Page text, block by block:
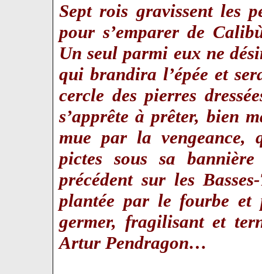
Sept rois gravissent les
pour s’emparer de
Un seul parmi eux ne
qui brandira l’épée et
cercle des pierres
s’apprête à prêter, bien
mue par la vengeance,
pictes sous sa
précédent sur les
plantée par le fourbe et
germer, fragilisant et
Artur Pendragon…